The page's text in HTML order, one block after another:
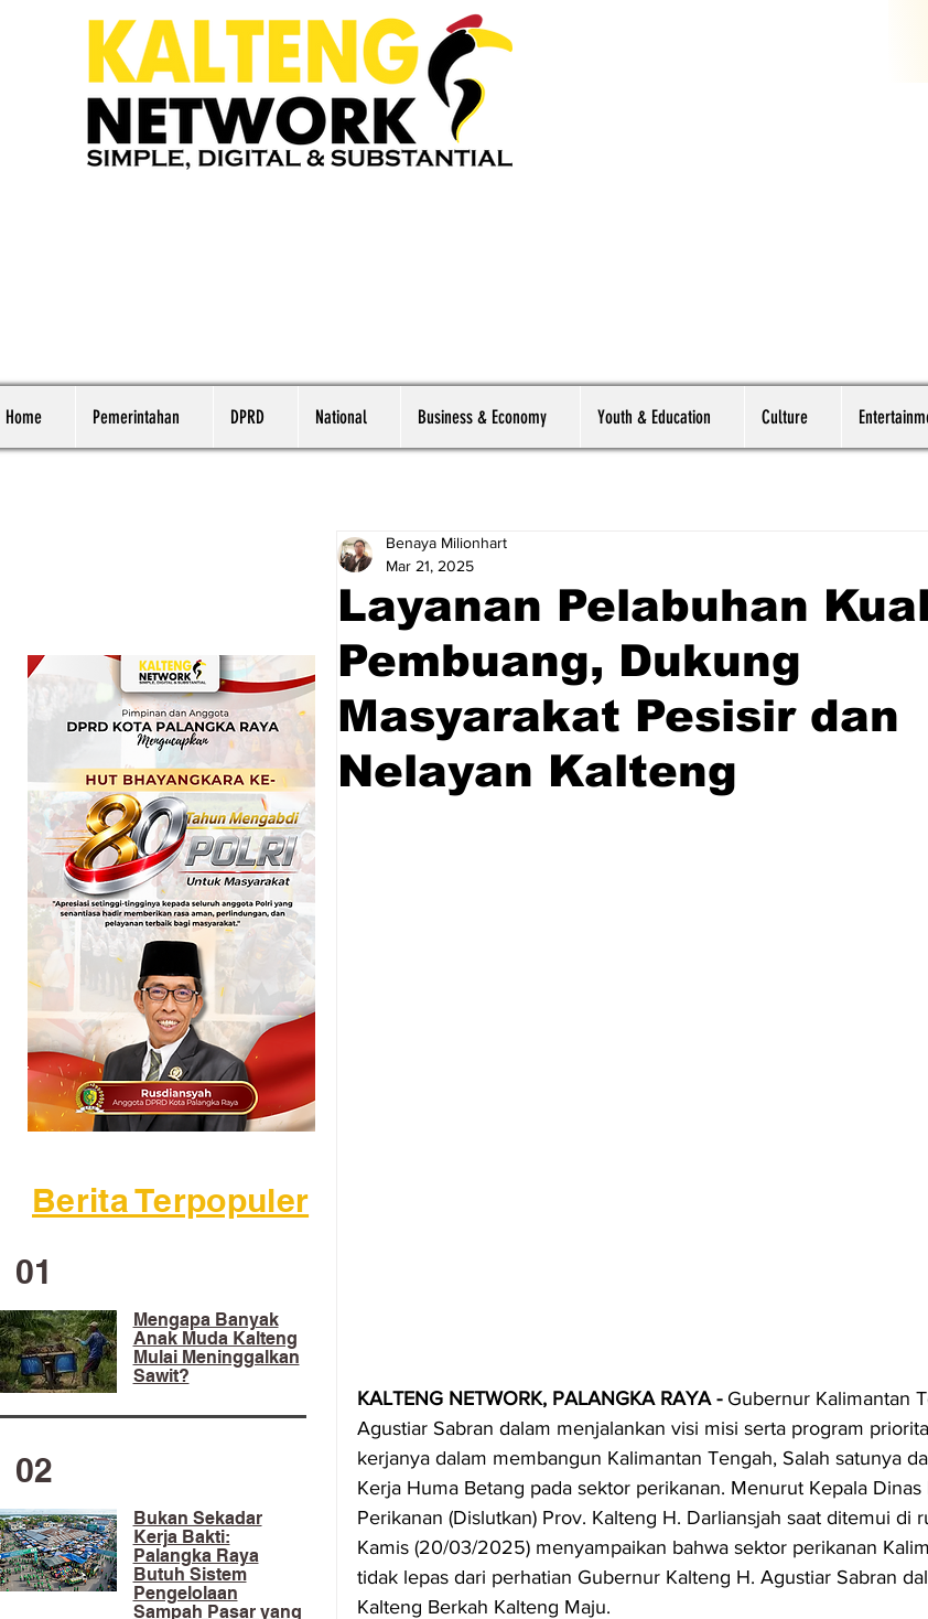
Home Pemerintahan DPRD National Business & Economy Youth & Education Culture
Berita Terpopuler
01
Mengapa Banyak
Anak Muda Kalteng
Mulai Meninggalkan
Sawit?
02
​Bukan Sekadar
Kerja Bakti:
Palangka Raya
Butuh Sistem
Pengelolaan
Sampah Pasar yang
Layanan Pelabuhan
Pembuang, Dukung
Masyarakat Pesisir dan
Nelayan Kalteng
Benaya Milionhart
Mar 21, 2025
KALTENG NETWORK, PALANGKA RAYA - Gubernur Kalimantan
Agustiar Sabran dalam menjalankan visi misi serta program
kerjanya dalam membangun Kalimantan Tengah, Salah satunya
Kerja Huma Betang pada sektor perikanan. Menurut Kepala Dinas
Perikanan (Dislutkan) Prov. Kalteng H. Darliansjah saat ditemui di
Kamis (20/03/2025) menyampaikan bahwa sektor perikanan
tidak lepas dari perhatian Gubernur Kalteng H. Agustiar Sabran
Kalteng Berkah Kalteng Maju.